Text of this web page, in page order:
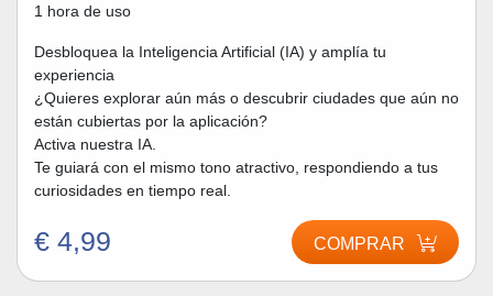
1 hora de uso
Desbloquea la Inteligencia Artificial (IA) y amplía tu
experiencia
¿Quieres explorar aún más o descubrir ciudades que aún no
están cubiertas por la aplicación?
Activa nuestra IA.
Te guiará con el mismo tono atractivo, respondiendo a tus
curiosidades en tiempo real.
€ 4,99 COMPRAR